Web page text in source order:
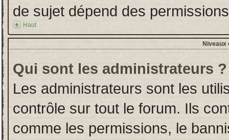
de sujet dépend des
Haut
Niveaux
Qui sont les administrateurs ?
Les administrateurs sont les
contrôle sur tout le forum. Ils
comme les permissions, le